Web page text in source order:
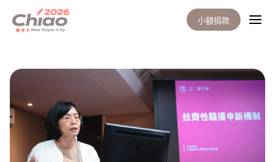
小額捐款